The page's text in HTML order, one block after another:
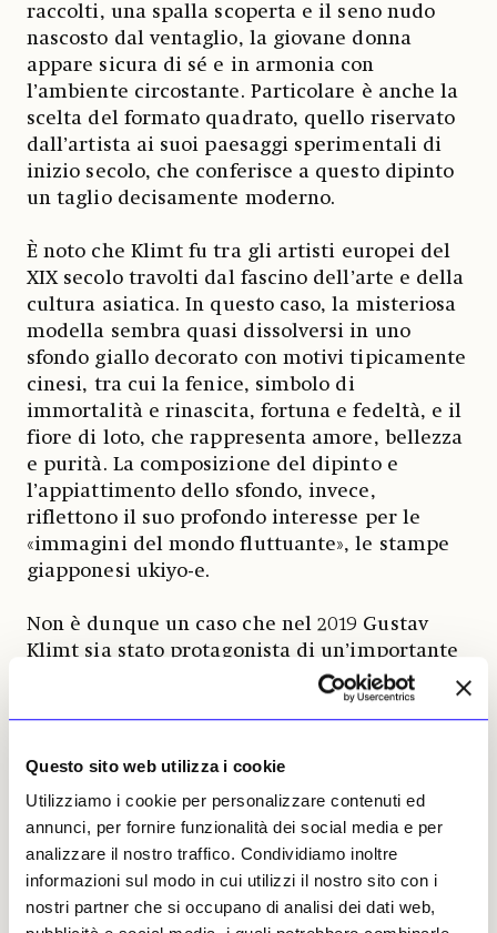
Questo sito web utilizza i cookie
Utilizziamo i cookie per personalizzare contenuti ed
annunci, per fornire funzionalità dei social media e per
analizzare il nostro traffico. Condividiamo inoltre
informazioni sul modo in cui utilizzi il nostro sito con i
nostri partner che si occupano di analisi dei dati web,
raccolti, una spalla scoperta e il seno nudo
nascosto dal ventaglio, la giovane donna
appare sicura di sé e in armonia con
l’ambiente circostante. Particolare è anche la
scelta del formato quadrato, quello riservato
dall’artista ai suoi paesaggi sperimentali di
inizio secolo, che conferisce a questo dipinto
un taglio decisamente moderno.
È noto che Klimt fu tra gli artisti europei del
XIX secolo travolti dal fascino dell’arte e della
cultura asiatica. In questo caso, la misteriosa
modella sembra quasi dissolversi in uno
sfondo giallo decorato con motivi tipicamente
cinesi, tra cui la fenice, simbolo di
immortalità e rinascita, fortuna e fedeltà, e il
fiore di loto, che rappresenta amore, bellezza
e purità. La composizione del dipinto e
l’appiattimento dello sfondo, invece,
riflettono il suo profondo interesse per le
«immagini del mondo fluttuante», le stampe
giapponesi ukiyo-e.
Non è dunque un caso che nel 2019 Gustav
Klimt sia stato protagonista di un’importante
retrospettiva al Tokyo Metropolitan Art
Museum, e che lo scorso maggio i collezionisti
del valore totale delle vendite durante la
In quell’occasione, Klimt era presente con il
suggestivo paesaggio acquatico «Insel im
Attersee», aggiudicato per 53,2 milioni di
dollari proprio a un collezionista privato
giapponese.